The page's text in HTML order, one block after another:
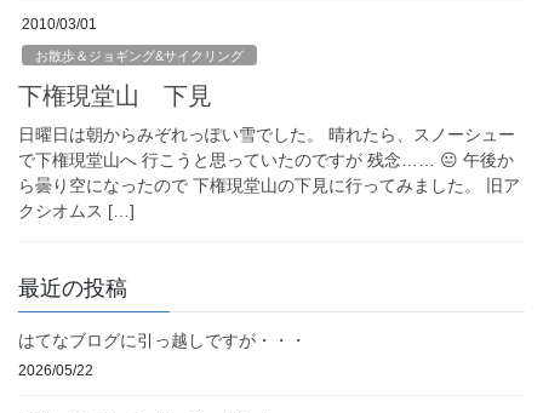
2010/03/01
お散歩＆ジョギング&サイクリング
下権現堂山 下見
日曜日は朝からみぞれっぽい雪でした。 晴れたら、スノーシュー
で下権現堂山へ 行こうと思っていたのですが 残念…… 😐 午後か
ら曇り空になったので 下権現堂山の下見に行ってみました。 旧ア
クシオムス […]
最近の投稿
はてなブログに引っ越しですが・・・
2026/05/22